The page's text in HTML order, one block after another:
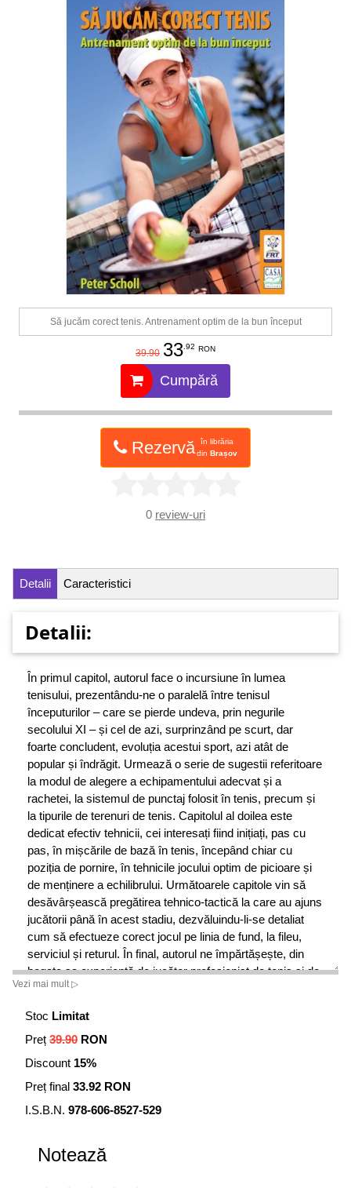
Să jucăm corect tenis. Antrenament optim de la bun început
39.90 33.92 RON
Cumpără
Rezervă
în librăria
din Brașov
0 review-uri
Detalii Caracteristici
Detalii:
În primul capitol, autorul face o incursiune în lumea
tenisului, prezentându-ne o paralelă între tenisul
începuturilor – care se pierde undeva, prin negurile
secolului XI – și cel de azi, surprinzând pe scurt, dar
foarte concludent, evoluția acestui sport, azi atât de
popular și îndrăgit. Urmează o serie de sugestii referitoare
la modul de alegere a echipamentului adecvat și a
rachetei, la sistemul de punctaj folosit în tenis, precum și
la tipurile de terenuri de tenis. Capitolul al doilea este
dedicat efectiv tehnicii, cei interesați fiind inițiați, pas cu
pas, în mișcările de bază în tenis, începând chiar cu
poziția de pornire, în tehnicile jocului optim de picioare și
de menținere a echilibrului. Următoarele capitole vin să
desăvârșească pregătirea tehnico-tactică la care au ajuns
jucătorii până în acest stadiu, dezvăluindu-li-se detaliat
cum să efectueze corect jocul pe linia de fund, la fileu,
serviciul și returul. În final, autorul ne împărtășește, din
bogata sa experiență de jucător profesionist de tenis și de
antrenor, o serie de sugestii care duc la un meci cu final
dedicat, studiul acestei cărți poate deveni rețeta reușitei
pentru cei care doresc să se inițieze sau să-și
perfecționeze abilitățile în acest minunat sport.
Vezi mai mult ▷
Stoc Limitat
Preț 39.90 RON
Discount 15%
Preț final 33.92 RON
I.S.B.N. 978-606-8527-529
Notează